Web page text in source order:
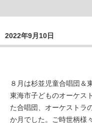
2022年9月10日
８月は杉並児童合唱団＆
東海市子どものオーケス
た合唱団、オーケストラ
か月でした。ご時世柄様